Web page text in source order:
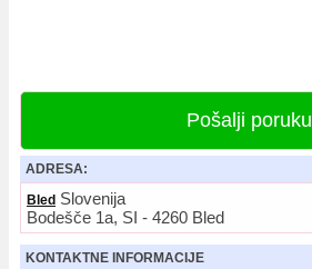
Pošalji poruku
ADRESA:
Bled Slovenija
Bodešče 1a, SI - 4260 Bled
KONTAKTNE INFORMACIJE